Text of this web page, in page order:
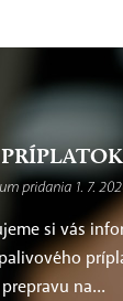
pridania 1. 7.
si vás
prepravu na...